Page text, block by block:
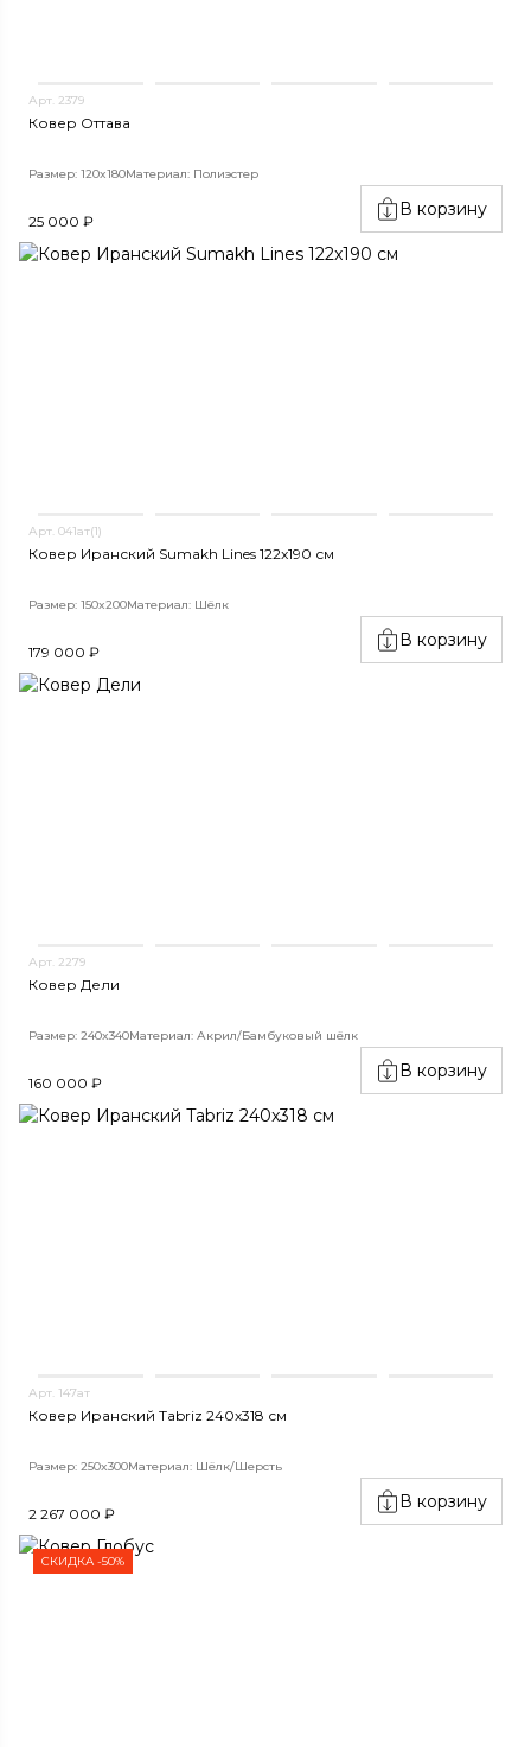
Арт. 2379
Ковер Оттава
Размер: 120x180Материал: Полиэстер
25 000 ₽
В корзину
Арт. 041ат(1)
Ковер Иранский Sumakh Lines 122x190 см
Размер: 150x200Материал: Шёлк
179 000 ₽
В корзину
Арт. 2279
Ковер Дели
Размер: 240x340Материал: Акрил/Бамбуковый шёлк
160 000 ₽
В корзину
Арт. 147ат
Ковер Иранский Tabriz 240x318 см
Размер: 250x300Материал: Шёлк/Шерсть
2 267 000 ₽
В корзину
СКИДКА -50%